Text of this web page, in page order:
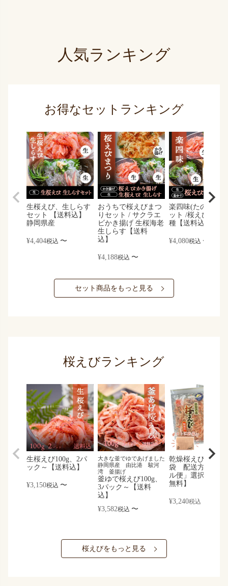
人気ランキング
お得なセットランキング
生桜えび、生しらす
セット 【送料込】
静岡県産
¥4,404税込 〜
おうちで桜えびまつ
りセット / サクラエ
ビかき揚げ 生桜海老
生しらす【送料
込】
¥4,188税込 〜
楽四味(たのしみ)
ット /桜えび しら
種【送料込】
¥4,080税込 〜
セット商品をもっと見る
桜えびランキング
生桜えび100g、2パ
ック～【送料込】
¥3,150税込 〜
大きな釜でゆであげました
静岡県産 由比港 駿河
湾 釜揚げ
釜ゆで桜えび100g、
3パック～【送料
込】
¥3,582税込 〜
乾燥桜えび30g、3
袋 配送方法「メ
ル便」選択で【送
無料】
¥3,240税込
桜えびをもっと見る